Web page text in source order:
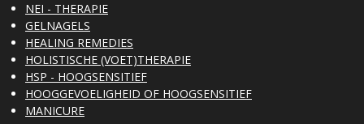
NEI - THERAPIE
GELNAGELS
HEALING REMEDIES
HOLISTISCHE (VOET)THERAPIE
HSP - HOOGSENSITIEF
HOOGGEVOELIGHEID OF HOOGSENSITIEF
MANICURE